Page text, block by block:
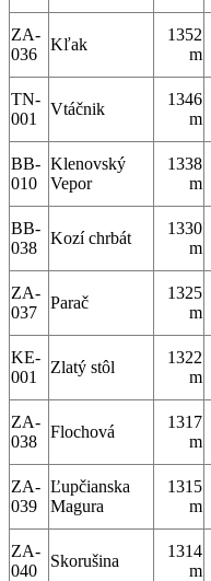
ZA-
036
Kľak
1352
m
TN-
001
Vtáčnik
1346
m
BB-
010
Klenovský
Vepor
1338
m
BB-
038
Kozí chrbát
1330
m
ZA-
037
Parač
1325
m
KE-
001
Zlatý stôl
1322
m
ZA-
038
Flochová
1317
m
ZA-
039
Ľupčianska
Magura
1315
m
ZA-
040
Skorušina
1314
m